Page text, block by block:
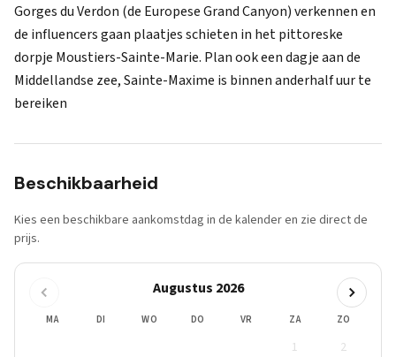
Gorges du Verdon (de Europese Grand Canyon) verkennen en
de influencers gaan plaatjes schieten in het pittoreske
dorpje Moustiers-Sainte-Marie. Plan ook een dagje aan de
Middellandse zee, Sainte-Maxime is binnen anderhalf uur te
bereiken
Beschikbaarheid
Kies een beschikbare aankomstdag in de kalender en zie direct de
prijs.
Augustus 2026
MA DI WO DO VR ZA ZO
1
2